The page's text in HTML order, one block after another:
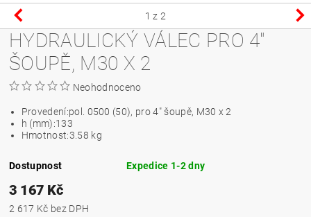
1 z 2
HYDRAULICKÝ VÁLEC PRO 4"
ŠOUPĚ, M30 X 2
Neohodnoceno
Provedení:pol. 0500 (50), pro 4" šoupě, M30 x 2
h (mm):133
Hmotnost:3.58 kg
Dostupnost Expedice 1-2 dny
3 167 Kč
2 617 Kč bez DPH